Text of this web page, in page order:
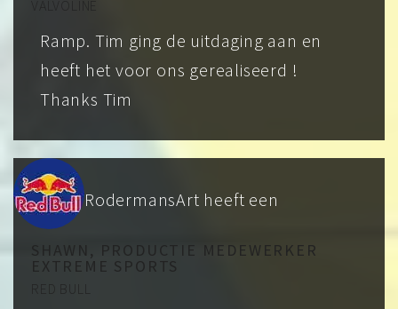
Ramp. Tim ging de uitdaging aan en
heeft het voor ons gerealiseerd !
Thanks Tim
SHAWN, PRODUCTIE MEDEWERKER
EXTREME SPORTS
RED BULL
RodermansArt heeft een